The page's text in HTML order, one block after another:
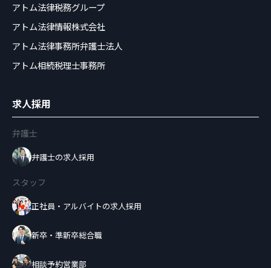
アトム法律税務グループ
アトム法律情報株式会社
アトム法律事務所弁護士法人
アトム相続税理士事務所
求人採用
弁護士
弁護士の求人採用
スタッフ
正社員・アルバイトの求人採用
新卒・準新卒総合職
相談予約営業部